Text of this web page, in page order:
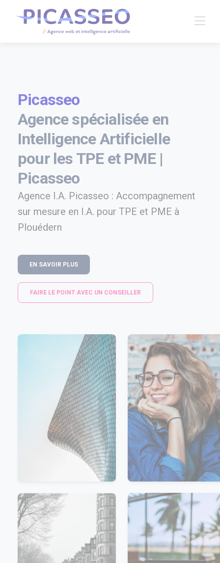
Picasseo
Agence spécialisée en
Intelligence Artificielle
pour les TPE et PME |
Picasseo
Agence I.A. Picasseo : Accompagnement
sur mesure en I.A. pour TPE et PME à
Plouédern
EN SAVOIR PLUS
FAIRE LE POINT AVEC UN CONSEILLER